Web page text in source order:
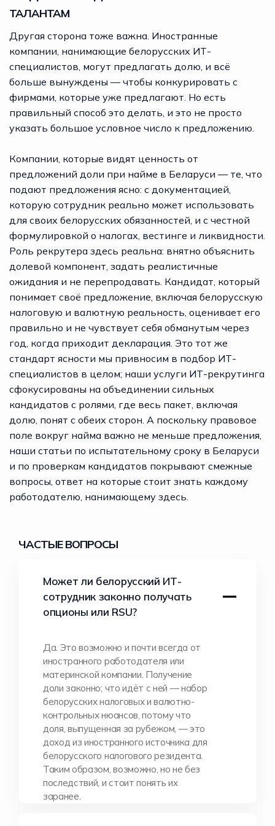
ТАЛАНТАМ
Другая сторона тоже важна. Иностранные
компании, нанимающие белорусских ИТ-
специалистов, могут предлагать долю, и всё
больше вынуждены — чтобы конкурировать с
фирмами, которые уже предлагают. Но есть
правильный способ это делать, и это не просто
указать большое условное число к предложению.
Компании, которые видят ценность от
предложений доли при найме в Беларуси — те, что
подают предложения ясно: с документацией,
которую сотрудник реально может использовать
для своих белорусских обязанностей, и с честной
формулировкой о налогах, вестинге и ликвидности.
Роль рекрутера здесь реальна: внятно объяснить
долевой компонент, задать реалистичные
ожидания и не перепродавать. Кандидат, который
понимает своё предложение, включая белорусскую
налоговую и валютную реальность, оценивает его
правильно и не чувствует себя обманутым через
год, когда приходит декларация. Это тот же
стандарт ясности мы привносим в подбор ИТ-
специалистов в целом; наши услуги ИТ-рекрутинга
сфокусированы на объединении сильных
кандидатов с ролями, где весь пакет, включая
долю, понят с обеих сторон. А поскольку правовое
поле вокруг найма важно не меньше предложения,
наши статьи по испытательному сроку в Беларуси
и по проверкам кандидатов покрывают смежные
вопросы, ответ на которые стоит знать каждому
работодателю, нанимающему здесь.
ЧАСТЫЕ ВОПРОСЫ
Может ли белорусский ИТ-
сотрудник законно получать
опционы или RSU?
Да. Это возможно и почти всегда от
иностранного работодателя или
материнской компании. Получение
доли законно; что идёт с ней — набор
белорусских налоговых и валютно-
контрольных нюансов, потому что
доля, выпущенная за рубежом, — это
доход из иностранного источника для
белорусского налогового резидента.
Таким образом, возможно, но не без
последствий, и стоит понять их
заранее.